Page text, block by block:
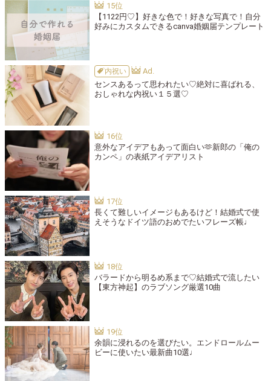
【1122円♡】好きな色で！好きな写真で！自分
好みにカスタムできるcanva婚姻届テンプレート
内祝い
センスあるって思われたい♡絶対に喜ばれる、
おしゃれな内祝い１５選♡
意外なアイデアもあって面白い🫶新郎の「俺の
カンペ」の表紙アイデアリスト
長くて難しいイメージもあるけど！結婚式で使
えそうなドイツ語のおめでたいフレーズ帳♩
バラードから明るめ系まで♡結婚式で流したい
【東方神起】のラブソング厳選10曲
余韻に浸れるのを選びたい。エンドロールムー
ビーに使いたい最新曲10選♩